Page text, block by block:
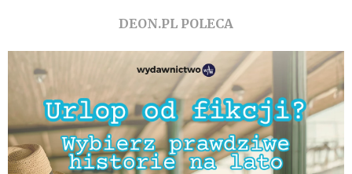
DEON.PL POLECA